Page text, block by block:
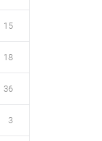
15
18
36
3